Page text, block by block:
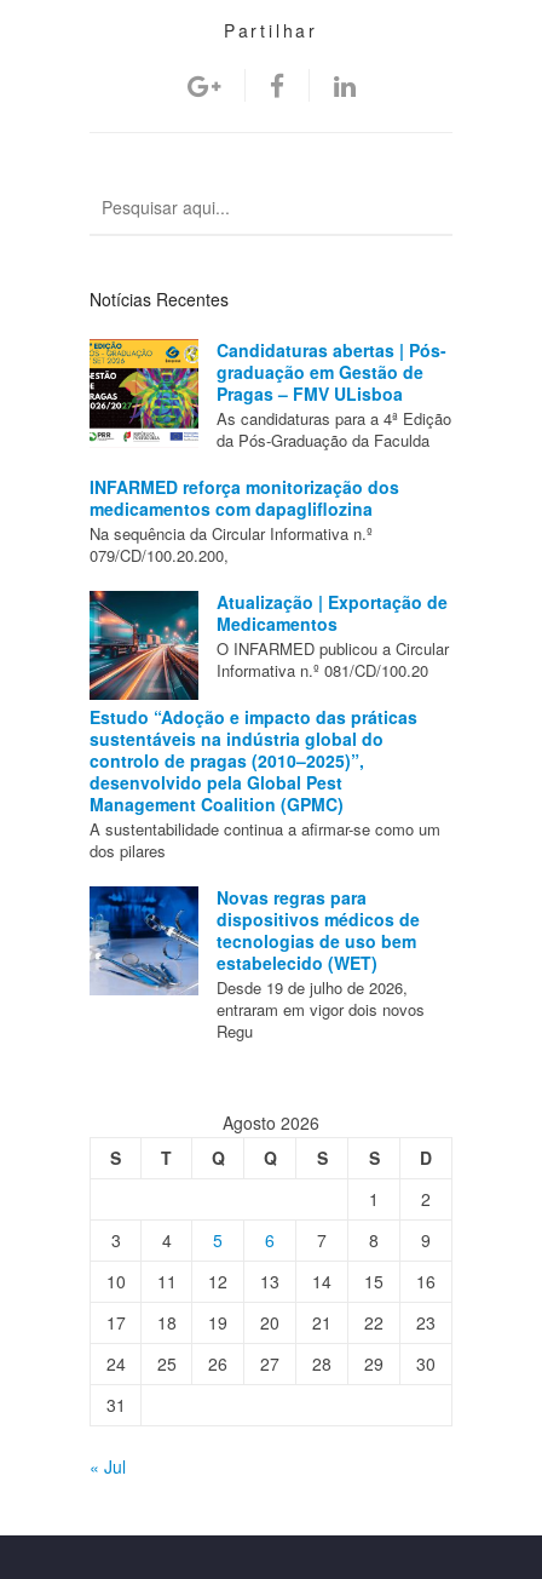
Partilhar
Notícias Recentes
Candidaturas abertas | Pós-
graduação em Gestão de
Pragas – FMV ULisboa
As candidaturas para a 4ª Edição
da Pós-Graduação da Faculda
INFARMED reforça monitorização dos
medicamentos com dapagliflozina
Na sequência da Circular Informativa n.º
079/CD/100.20.200,
Atualização | Exportação de
Medicamentos
O INFARMED publicou a Circular
Informativa n.º 081/CD/100.20
Estudo “Adoção e impacto das práticas
sustentáveis na indústria global do
controlo de pragas (2010–2025)”,
desenvolvido pela Global Pest
Management Coalition (GPMC)
A sustentabilidade continua a afirmar-se como um
dos pilares
Novas regras para
dispositivos médicos de
tecnologias de uso bem
estabelecido (WET)
Desde 19 de julho de 2026,
entraram em vigor dois novos
Regu
Agosto 2026
S
T Q Q S S
D
1
2
3
4 5 6 7 8
9
10
11 12 13 14 15
16
17
18 19 20 21 22
23
24
25 26 27 28 29
30
31
« Jul